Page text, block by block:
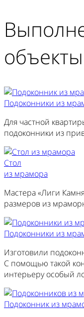
объекты
Подоконники из
Для частной
подоконники из
Стол
из мрамора
Мастера «Лиги
размеров из
Подоконники из
Изготовили
С помощью такой
интерьеру особый
Подоконник из